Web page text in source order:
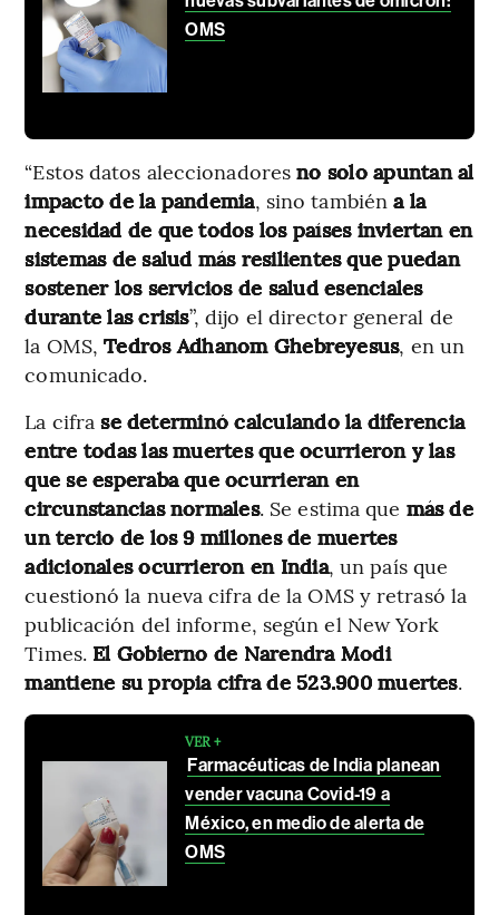
OMS
“Estos datos aleccionadoresno solo apuntan al
impacto de la pandemia, sino tambiéna la
necesidad de que todos los países inviertan en
sistemas de salud más resilientes que puedan
sostener los servicios de salud esenciales
durante las crisis”, dijo el director general de
la OMS,Tedros Adhanom Ghebreyesus, en un
comunicado.
La cifrase determinó calculando la diferencia
entre todas las muertes que ocurrieron y las
que se esperaba que ocurrieran en
circunstancias normales. Se estima que más de
un tercio de los 9 millones de muertes
adicionales ocurrieron en India, un país que
cuestionó la nueva cifra de la OMS y retrasó la
publicación del informe, según el New York
Times. El Gobierno de Narendra Modi
mantiene su propia cifra de 523.900 muertes.
VER +
Farmacéuticas de India planean
vender vacuna Covid-19 a
México, en medio de alerta de
OMS